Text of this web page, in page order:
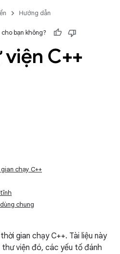
Hướng dẫn
bạn không?
C++
chạy C++
chung
gian chạy C++. Tài liệu này
viện đó, các yếu tố đánh